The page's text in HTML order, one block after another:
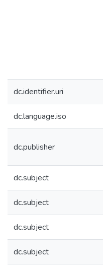
dc.identifier.uri
dc.language.iso
dc.publisher
dc.subject
dc.subject
dc.subject
dc.subject